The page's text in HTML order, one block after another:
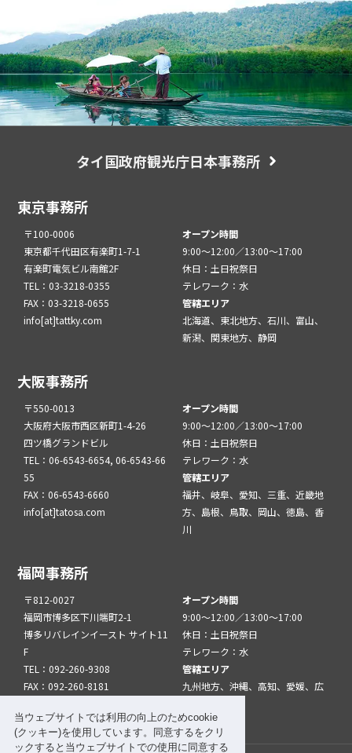
当ウェブサイトでは利用の向上のためcookie
(クッキー)を使用しています。同意するをクリ
ックすると当ウェブサイトでの使用に同意する
タイ国政府観光庁日本事務所
東京事務所
〒100-0006
東京都千代田区有楽町1-7-1
有楽町電気ビル南館2F
TEL：03-3218-0355
FAX：03-3218-0655
info[at]tattky.com
オープン時間
9:00～12:00／13:00～17:00
休日：土日祝祭日
テレワーク：水
管轄エリア
北海道、東北地方、石川、富山、
新潟、関東地方、静岡
大阪事務所
〒550-0013
大阪府大阪市西区新町1-4-26
四ツ橋グランドビル
TEL：06-6543-6654, 06-6543-66
55
FAX：06-6543-6660
info[at]tatosa.com
オープン時間
9:00～12:00／13:00～17:00
休日：土日祝祭日
テレワーク：水
管轄エリア
福井、岐阜、愛知、三重、近畿地
方、島根、鳥取、岡山、徳島、香
川
福岡事務所
〒812-0027
福岡市博多区下川端町2-1
博多リバレインイースト サイト11
F
TEL：092-260-9308
FAX：092-260-8181
オープン時間
9:00～12:00／13:00～17:00
休日：土日祝祭日
テレワーク：水
管轄エリア
九州地方、沖縄、高知、愛媛、広